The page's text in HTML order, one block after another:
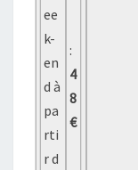
ee
k-
en
d à
pa
rti
r d
:
4
8
€